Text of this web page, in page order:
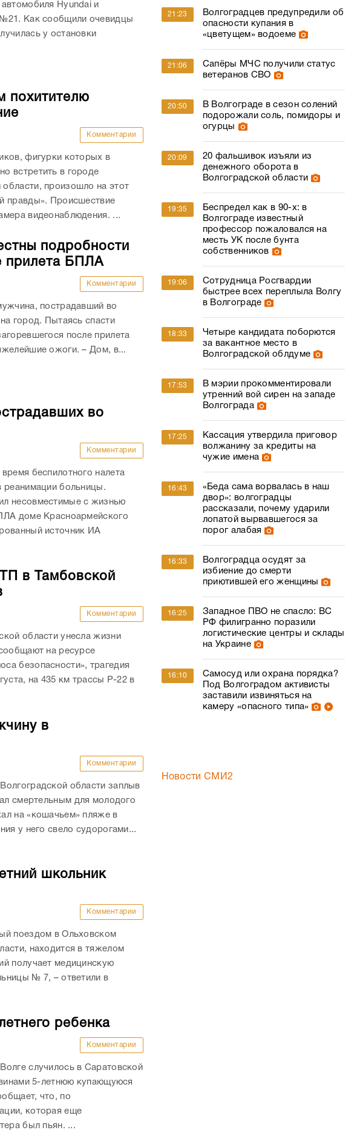
Hyundai и
Как сообщили очевидцы
у остановки
похитителю
Комментарии
фигурки которых в
встретить в городе
произошло на этот
правды». Происшествие
видеонаблюдения. ...
подробности
прилета БПЛА
Комментарии
пострадавший во
город. Пытаясь спасти
после прилета
ожоги. – Дом, в...
во
Комментарии
беспилотного налета
реанимации больницы.
несовместимые с жизнью
доме Красноармейского
источник ИА
в Тамбовской
Комментарии
области унесла жизни
на ресурсе
безопасности», трагедия
на 435 км трассы Р-22 в
в
Комментарии
области заплыв
смертельным для молодого
на «кошачьем» пляже в
у него свело судорогами...
школьник
Комментарии
поездом в Ольховском
находится в тяжелом
получает медицинскую
№ 7, – ответили в
ребенка
Комментарии
случилось в Саратовской
5-летнюю купающуюся
что, по
которая еще
был пьян. ...
21:23
Волгоградцев предупредили об
опасности купания в
«цветущем» водоеме
21:06
Сапёры МЧС получили статус
ветеранов СВО
20:50
В Волгограде в сезон солений
подорожали соль, помидоры и
огурцы
20:09
20 фальшивок изъяли из
денежного оборота в
Волгоградской области
19:35
Беспредел как в 90-х: в
Волгограде известный
профессор пожаловался на
месть УК после бунта
собственников
19:06
Сотрудница Росгвардии
быстрее всех переплыла Волгу
в Волгограде
18:33
Четыре кандидата поборются
за вакантное место в
Волгоградской облдуме
17:53
В мэрии прокомментировали
утренний вой сирен на западе
Волгограда
17:25
Кассация утвердила приговор
волжанину за кредиты на
чужие имена
16:43
«Беда сама ворвалась в наш
двор»: волгоградцы
рассказали, почему ударили
лопатой вырвавшегося за
порог алабая
16:33
Волгоградца осудят за
избиение до смерти
приютившей его женщины
16:25
Западное ПВО не спасло: ВС
РФ филигранно поразили
логистические центры и склады
на Украине
16:10
Самосуд или охрана порядка?
Под Волгоградом активисты
заставили извиняться на
камеру «опасного типа»
Новости СМИ2